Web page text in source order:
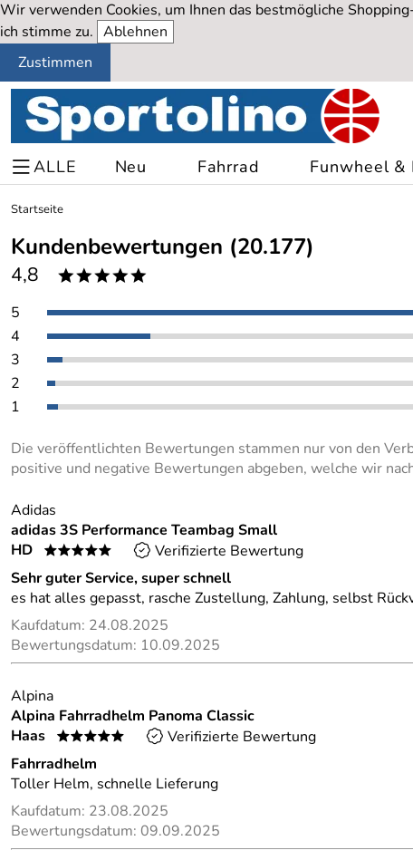
Wir verwenden Cookies, um Ihnen das bestmögliche
ich stimme zu. Ablehnen
Zustimmen
ALLE Neu Fahrrad Funwheel &
Startseite
Kundenbewertungen (20.177)
4,8 *****
5
4
3
2
1
Die veröffentlichten Bewertungen stammen nur von den
positive und negative Bewertungen abgeben, welche wir
Adidas
adidas 3S Performance Teambag Small
HD
*****
Verifizierte Bewertung
Sehr guter Service, super schnell
es hat alles gepasst, rasche Zustellung, Zahlung, selbst
Kaufdatum: 24.08.2025
Bewertungsdatum: 10.09.2025
Alpina
Alpina Fahrradhelm Panoma Classic
Haas
*****
Verifizierte Bewertung
Fahrradhelm
Toller Helm, schnelle Lieferung
Kaufdatum: 23.08.2025
Bewertungsdatum: 09.09.2025